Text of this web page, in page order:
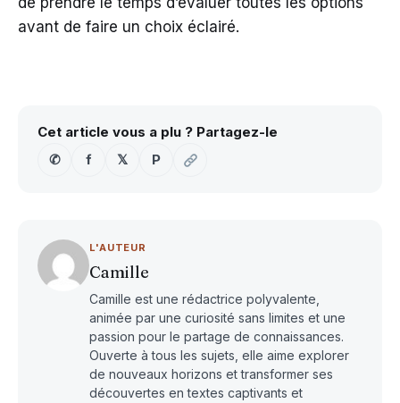
avant de faire un choix éclairé.
Cet article vous a plu ? Partagez-le
✆
f 𝕏 P
L'AUTEUR
Camille
Camille est une rédactrice polyvalente,
animée par une curiosité sans limites et une
passion pour le partage de connaissances.
Ouverte à tous les sujets, elle aime explorer
de nouveaux horizons et transformer ses
découvertes en textes captivants et